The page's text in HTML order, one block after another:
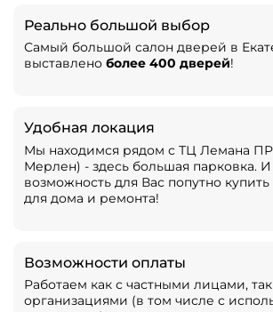
Реально большой выбор
Самый большой салон дверей в
выставлено более 400 дверей!
Удобная локация
Мы находимся рядом с ТЦ Лемана
Мерлен) - здесь большая парковка. И
возможность для Вас попутно
для дома и ремонта!
Возможности оплаты
Работаем как с частными лицами,
организациями (в том числе с